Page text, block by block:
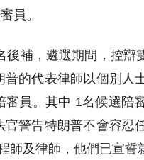
員。
後補，遴選期間，控辯
的代表律師以個別人
審員。其中 1名候選陪
警告特朗普不會容忍
師及律師，他們已宣誓